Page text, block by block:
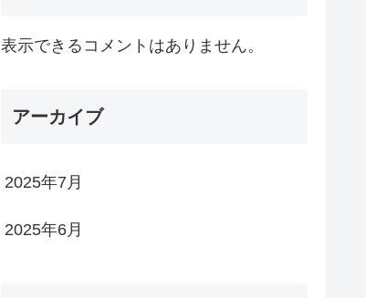
表示できるコメントはありません。
アーカイブ
2025年7月
2025年6月